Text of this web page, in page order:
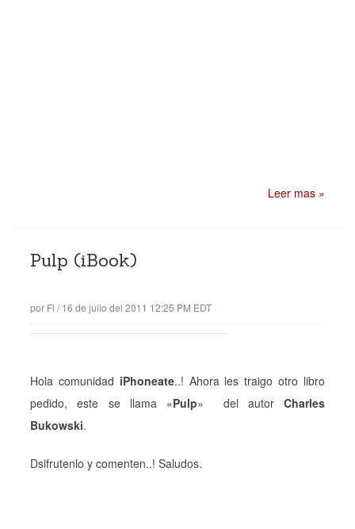
Leer mas »
Pulp (iBook)
por Fi /16 de julio del 2011 12:25 PM EDT
Hola comunidad iPhoneate..! Ahora les traigo otro libro
pedido, este se llama «Pulp» del autor Charles
Bukowski.
Dsifrutenlo y comenten..! Saludos.